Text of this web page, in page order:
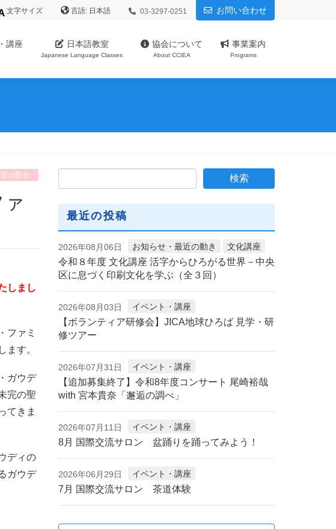
文字サイズ 言語: 03-3297-0251 お問い合わせ
講座 日本語教室
Japanese Language Classes
協会について
About CCIEA
事業案内
Programs
の動き
しまし
ファミ
ます。
ガウデ
完の聖
てきま
ディの
ガウデ
最近の投稿
2026年08月06日 お知らせ・最近の動き 文化講座
令和８年度 文化講座 活字からひろがる世界－中央
区に息づく印刷文化を学ぶ（全３回）
2026年08月03日 イベント・講座
【ボランティア研修会】JICA地球ひろば 見学・研
修ツアー
2026年07月31日 イベント・講座
【追加募集終了】令和8年度コンサート 尾崎裕哉
with 宮本貴奈「邂逅の調べ」
2026年07月11日 イベント・講座
8月 国際交流サロン 盆踊りを踊ってみよう！
2026年06月29日 イベント・講座
7月 国際交流サロン 茶道体験